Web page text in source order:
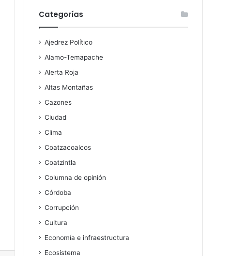
Categorías
Ajedrez Político
Alamo-Temapache
Alerta Roja
Altas Montañas
Cazones
Ciudad
Clima
Coatzacoalcos
Coatzintla
Columna de opinión
Córdoba
Corrupción
Cultura
Economía e infraestructura
Ecosistema